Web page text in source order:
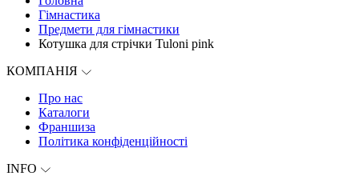
Гімнастика
Предмети для гімнастики
Котушка для стрічки Tuloni pink
КОМПАНІЯ
Про нас
Каталоги
Франшиза
Політика конфіденційності
INFO